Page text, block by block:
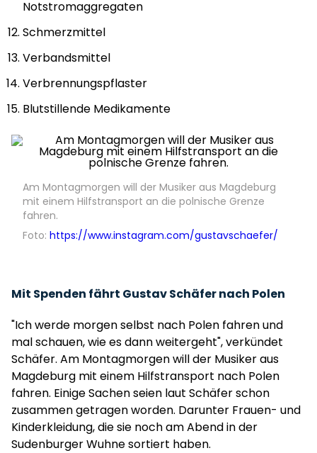
Notstromaggregaten
Schmerzmittel
Verbandsmittel
Verbrennungspflaster
Blutstillende Medikamente
Am Montagmorgen will der Musiker aus Magdeburg
mit einem Hilfstransport an die polnische Grenze
fahren.
Foto: https://www.instagram.com/gustavschaefer/
Mit Spenden fährt Gustav Schäfer nach Polen
"Ich werde morgen selbst nach Polen fahren und
mal schauen, wie es dann weitergeht", verkündet
Schäfer. Am Montagmorgen will der Musiker aus
Magdeburg mit einem Hilfstransport nach Polen
fahren. Einige Sachen seien laut Schäfer schon
zusammen getragen worden. Darunter Frauen- und
Kinderkleidung, die sie noch am Abend in der
Sudenburger Wuhne sortiert haben.